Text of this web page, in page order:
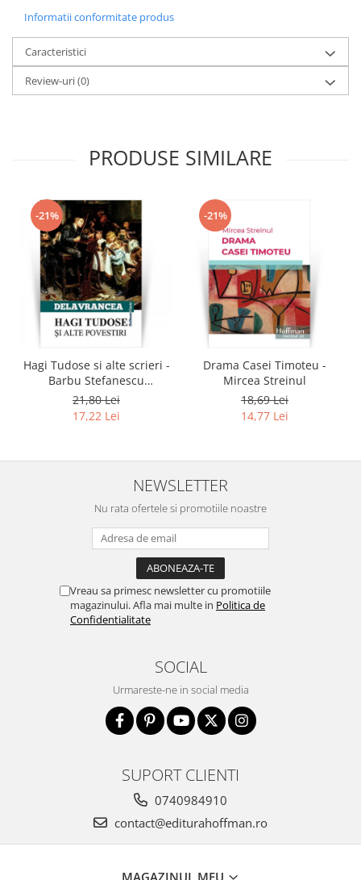
Informatii conformitate produs
Caracteristici
Review-uri(0)
PRODUSE SIMILARE
-21%
Hagi Tudose si alte scrieri -
Barbu Stefanescu
Delavrancea
21,80 Lei
17,22 Lei
-21%
Drama Casei Timoteu -
Mircea Streinul
18,69 Lei
14,77 Lei
NEWSLETTER
Nu rata ofertele si promotiile noastre
Vreau sa primesc newsletter cu promotiile
magazinului. Afla mai multe in Politica de
Confidentialitate
SOCIAL
Urmareste-ne in social media
SUPORT CLIENTI
0740984910
contact@editurahoffman.ro
MAGAZINUL MEU